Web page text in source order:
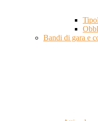
Bandi di gara e